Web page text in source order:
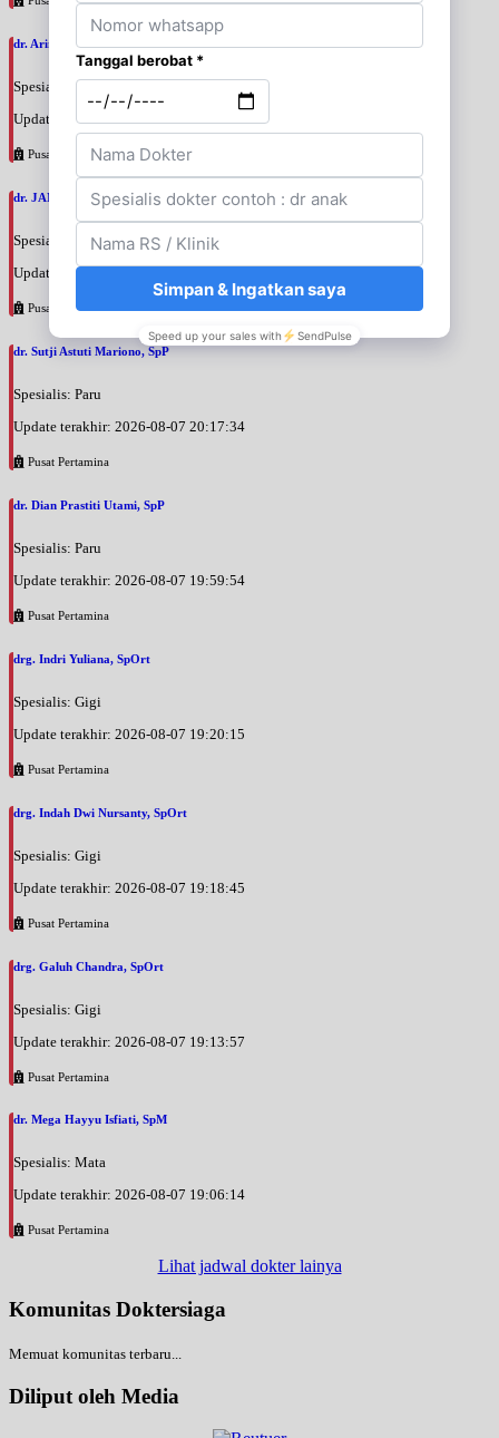
dr. Arini Purwono, SpP
Spesialis: Paru
Update terakhir: 2026-08-07 20:25:58
Pusat Pertamina
dr. JANUAR HABIBI, SpP
Spesialis: Paru
Update terakhir: 2026-08-07 20:23:50
Pusat Pertamina
dr. Sutji Astuti Mariono, SpP
Spesialis: Paru
Update terakhir: 2026-08-07 20:17:34
Pusat Pertamina
dr. Dian Prastiti Utami, SpP
Spesialis: Paru
Update terakhir: 2026-08-07 19:59:54
Pusat Pertamina
drg. Indri Yuliana, SpOrt
Spesialis: Gigi
Update terakhir: 2026-08-07 19:20:15
Pusat Pertamina
drg. Indah Dwi Nursanty, SpOrt
Spesialis: Gigi
Update terakhir: 2026-08-07 19:18:45
Pusat Pertamina
drg. Galuh Chandra, SpOrt
Spesialis: Gigi
Update terakhir: 2026-08-07 19:13:57
Pusat Pertamina
dr. Mega Hayyu Isfiati, SpM
Spesialis: Mata
Update terakhir: 2026-08-07 19:06:14
Pusat Pertamina
Lihat jadwal dokter lainya
Komunitas Doktersiaga
Memuat komunitas terbaru...
Diliput oleh Media